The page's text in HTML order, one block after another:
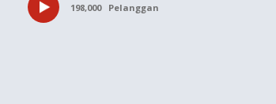
198,000 Pelanggan